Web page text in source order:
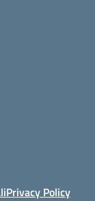
Privacy Policy